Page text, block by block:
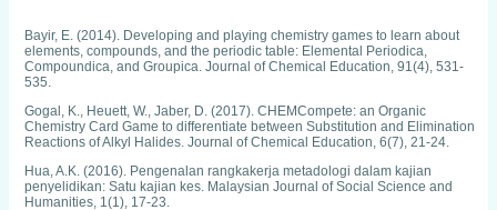
Bayir, E. (2014). Developing and playing chemistry games to learn about
elements, compounds, and the periodic table: Elemental Periodica,
Compoundica, and Groupica. Journal of Chemical Education, 91(4), 531-
535.
Gogal, K., Heuett, W., Jaber, D. (2017). CHEMCompete: an Organic
Chemistry Card Game to differentiate between Substitution and Elimination
Reactions of Alkyl Halides. Journal of Chemical Education, 6(7), 21-24.
Hua, A.K. (2016). Pengenalan rangkakerja metadologi dalam kajian
penyelidikan: Satu kajian kes. Malaysian Journal of Social Science and
Humanities, 1(1), 17-23.